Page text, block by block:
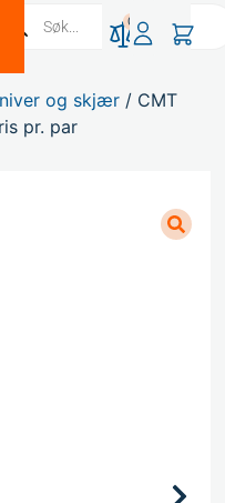
0
og skjær / CMT
pr. par